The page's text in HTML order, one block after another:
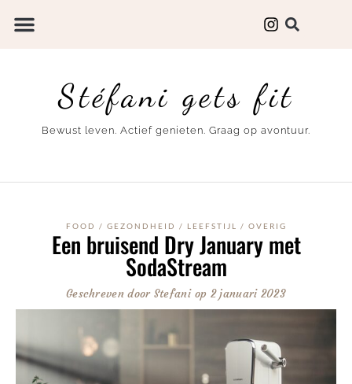
Stéfani gets fit
Bewust leven. Actief genieten. Graag op avontuur.
FOOD / GEZONDHEID / LEEFSTIJL / OVERIG
Een bruisend Dry January met
SodaStream
Geschreven doorStefani op 2 januari 2023